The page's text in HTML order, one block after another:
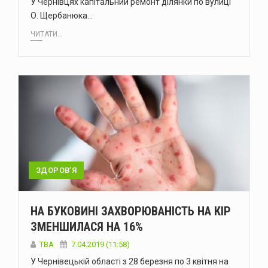
О. Щербанюка…
ЧИТАТИ...
ЗДОРОВ’Я
НА БУКОВИНІ ЗАХВОРЮВАНІСТЬ НА КІР
ЗМЕНШИЛАСЯ НА 16%
TBA 7.04.2019 (11:58)
У Чернівецькій області з 28 березня по 3 квітня на